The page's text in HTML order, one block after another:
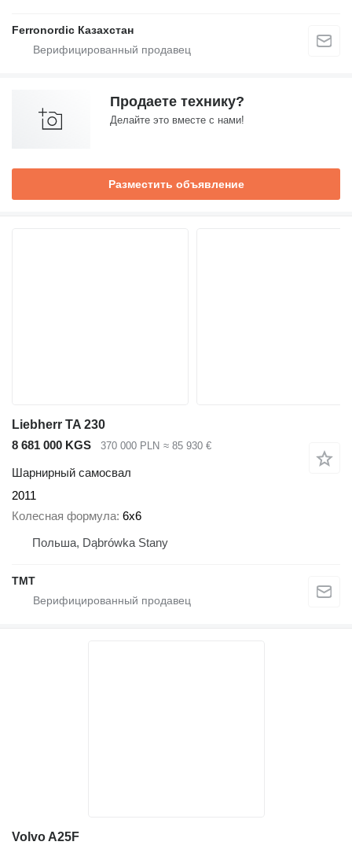
Ferronordic Казахстан
Продаете технику?
Делайте это вместе с нами!
Разместить объявление
Liebherr TA 230
8 681 000 KGS
370 000 PLN ≈ 85 930 €
Шарнирный самосвал
2011
Колесная формула 6x6
Польша, Dąbrówka Stany
TMT
Volvo A25F